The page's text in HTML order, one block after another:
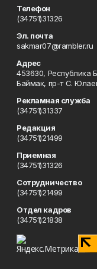
Телефон
(34751)31326
Эл. почта
sakmar07@rambler.ru
Адрес
453630, Республика
Баймак, пр-т С.
Рекламная служба
(34751)31337
Редакция
(34751)21499
Приемная
(34751)31326
Сотрудничество
(34751)21499
Отдел кадров
(34751)21838